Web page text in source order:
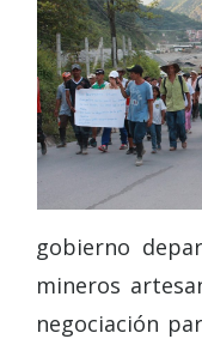
gobierno
mineros
negociación